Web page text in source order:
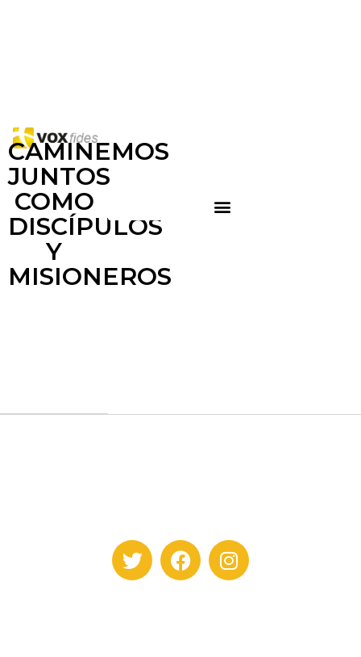
CAMINEMOS
JUNTOS
COMO
DISCÍPULOS
Y
MISIONEROS